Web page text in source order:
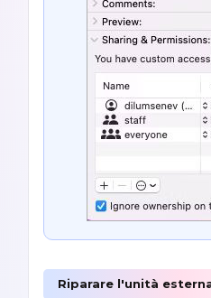
Riparare l'unità